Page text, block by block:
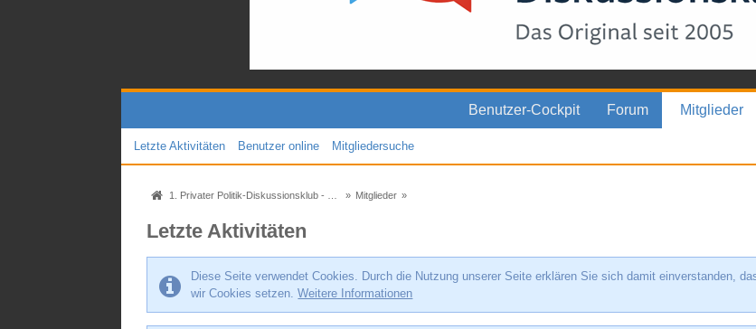
Benutzer-Cockpit Forum Mitglieder
Letzte Aktivitäten Benutzer online Mitgliedersuche
1. Privater Politik-Diskussionsklub - Das Original seit 2005 » Mitglieder »
Letzte Aktivitäten
Diese Seite verwendet Cookies. Durch die Nutzung unserer Seite erklären Sie sich damit einverstanden,
wir Cookies setzen.Weitere Informationen